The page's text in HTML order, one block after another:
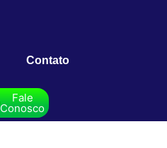
Contato
Fale
Conosco